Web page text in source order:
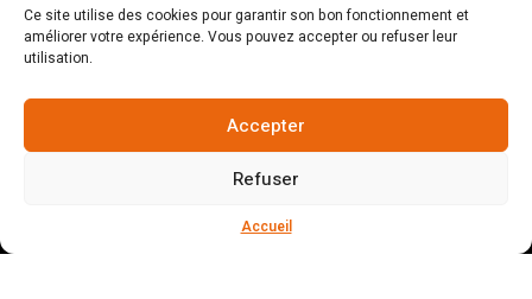
Ce site utilise des cookies pour garantir son bon fonctionnement et
améliorer votre expérience. Vous pouvez accepter ou refuser leur
utilisation.
Accepter
Refuser
Accueil
CGV
© Copyright 2025. All Rights Reserved.
Votre magasin, votre intérieur.